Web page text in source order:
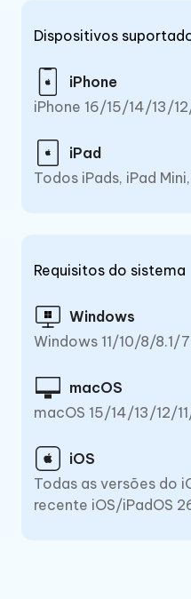
Dispositivos
iPhone
iPhone 16/15/14/13/
iPad
Todos iPads, iPad
Requisitos do sistema
Windows
Windows 11/10/8/8.1/7
macOS
macOS 15/14/13/12/
iOS
Todas as versões do
recente iOS/iPadOS